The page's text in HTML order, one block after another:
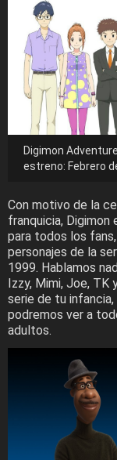
Digimon
estreno: Febrero
Con motivo de la
franquicia,
para todos los
personajes de la
1999. Hablamos
Izzy, Mimi, Joe, TK
serie de tu
podremos ver a
adultos.